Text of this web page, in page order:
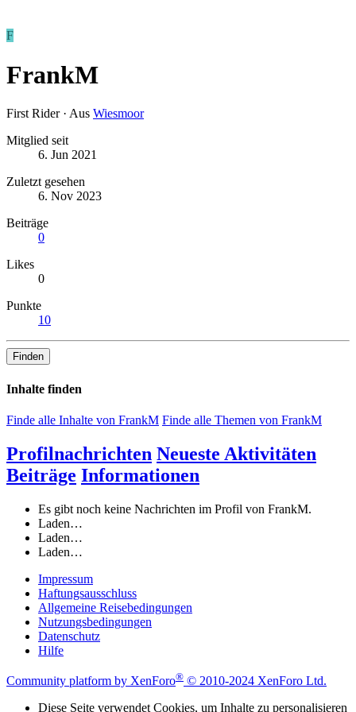
F
FrankM
First Rider · Aus Wiesmoor
Mitglied seit
6. Jun 2021
Zuletzt gesehen
6. Nov 2023
Beiträge
0
Likes
0
Punkte
10
Finden
Inhalte finden
Finde alle Inhalte von FrankM Finde alle Themen von FrankM
Profilnachrichten Neueste Aktivitäten
Beiträge Informationen
Es gibt noch keine Nachrichten im Profil von FrankM.
Laden…
Laden…
Laden…
Impressum
Haftungsausschluss
Allgemeine Reisebedingungen
Nutzungsbedingungen
Datenschutz
Hilfe
Community platform by XenForo® © 2010-2024 XenForo Ltd.
Diese Seite verwendet Cookies, um Inhalte zu personalisieren